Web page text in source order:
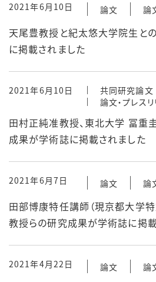
2021年6月10日 論文 論
天尾豊教授と紀太悠大学院生と
に掲載されました
2021年6月10日
共同研究論文
論文・プレスリ
田村正純准教授、東北大学 冨重
成果が学術誌に掲載されました
2021年6月7日 論文 論
田部博康特任講師（現京都大学特
教授らの研究成果が学術誌に掲
2021年4月22日 論文 論